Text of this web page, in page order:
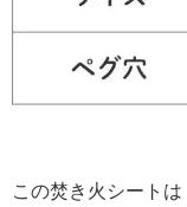
この焚き火シート